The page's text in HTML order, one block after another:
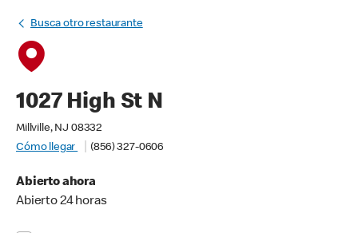
Busca otro restaurante
1027 High St N
Millville, NJ 08332
Cómo llegar
(856) 327-0606
Abierto ahora
Abierto 24 horas